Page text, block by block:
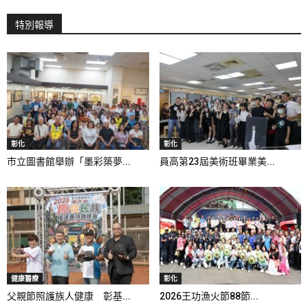
特別報導
彰化
市立圖書館舉辦「墨彩築夢...
彰化
員高第23屆美術班畢業美...
健康醫療
父親節照護族人健康 彰基...
彰化
2026王功漁火節88節...